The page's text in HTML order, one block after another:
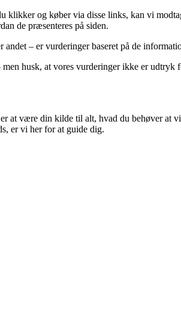
klikker og køber via disse links, kan vi
de præsenteres på siden.
– er vurderinger baseret på de
husk, at vores vurderinger ikke er udtryk
at være din kilde til alt, hvad du behøver at
er vi her for at guide dig.